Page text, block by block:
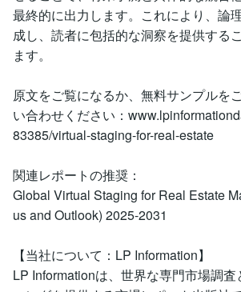
最終的に出力します。これにより、論
成し、読者に包括的な洞察を提供する
ます。
原文をご覧になるか、無料サンプルを
い合わせください：
83385/virtual-staging-for-real-estate
関連レポートの推奨：
Global Virtual Staging for Real Estate
us and Outlook) 2025-2031
【当社について：LP Information】
LP Informationは、世界な専門市場調